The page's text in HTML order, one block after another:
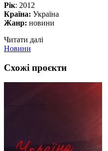
Рік: 2012
Країна: Україна
Жанр: новини
Читати далі
Новини
Схожі проєкти